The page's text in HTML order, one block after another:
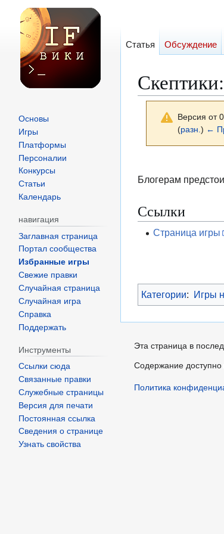
Версия от
(разн.) ←
к
к
Блогерам
Ссылки
Страница игры
Категории: Игры
Статья Обсуждение
Основы
Игры
Платформы
Персоналии
Конкурсы
Статьи
Календарь
навигация
Заглавная страница
Портал сообщества
Избранные игры
Свежие правки
Случайная страница
Случайная игра
Справка
Поддержать
Инструменты
Ссылки сюда
Связанные правки
Служебные страницы
Версия для печати
Постоянная ссылка
Сведения о странице
Узнать свойства
Эта страница в
Содержание
Политика